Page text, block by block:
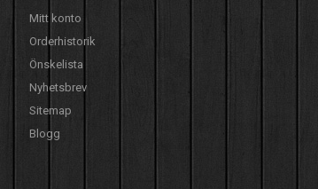
Mitt konto
Orderhistorik
Önskelista
Nyhetsbrev
Sitemap
Blogg